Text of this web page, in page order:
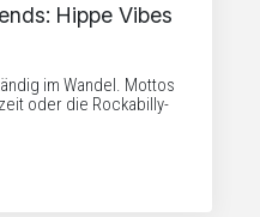
Hippe Vibes
im Wandel. Mottos
oder die Rockabilly-